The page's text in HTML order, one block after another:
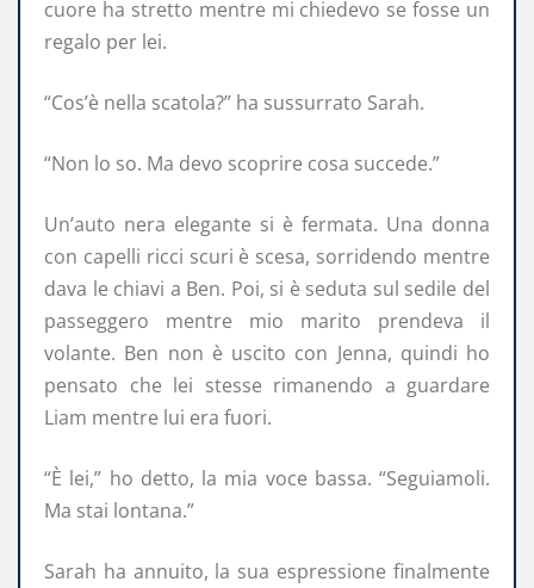
cuore ha stretto mentre mi chiedevo se fosse un
regalo per lei.
“Cos’è nella scatola?” ha sussurrato Sarah.
“Non lo so. Ma devo scoprire cosa succede.”
Un’auto nera elegante si è fermata. Una donna
con capelli ricci scuri è scesa, sorridendo mentre
dava le chiavi a Ben. Poi, si è seduta sul sedile del
passeggero mentre mio marito prendeva il
volante. Ben non è uscito con Jenna, quindi ho
pensato che lei stesse rimanendo a guardare
Liam mentre lui era fuori.
“È lei,” ho detto, la mia voce bassa. “Seguiamoli.
Ma stai lontana.”
Sarah ha annuito, la sua espressione finalmente